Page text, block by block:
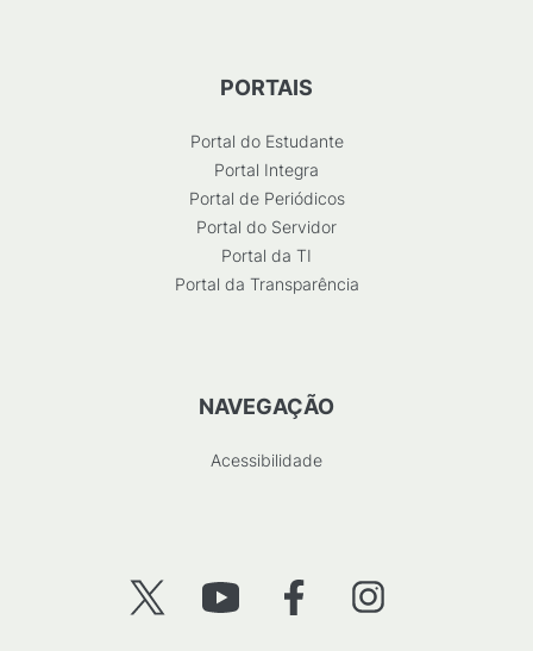
PORTAIS
Portal do Estudante
Portal Integra
Portal de Periódicos
Portal do Servidor
Portal da TI
Portal da Transparência
NAVEGAÇÃO
Acessibilidade